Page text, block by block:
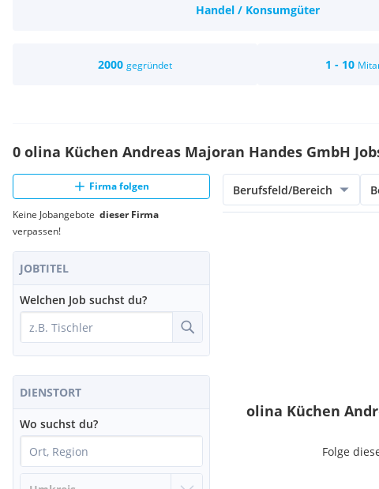
Handel / Konsumgüter
2000 gegründet 1 - 10
0 olina Küchen Andreas Majoran Handes GmbH
Firma folgen
Keine Jobangebote dieser Firma
verpassen!
JOBTITEL
Welchen Job suchst du?
DIENSTORT
Wo suchst du?
Berufsfeld/Bereich
olina Küchen
Folge